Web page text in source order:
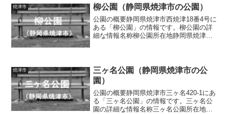
広場、滑り台、四阿、ベンチトイレの有
無なし...
焼津市 柳公園（静岡県焼津市の公園）
公園の概要静岡県焼津市西焼津18番4号に
ある「柳公園」の情報です。柳公園の詳
細な情報名称柳公園所在地静岡県焼津市
対応 トイ...
焼津市
三ヶ名公園（静岡県焼津市の公
園）
公園の概要静岡県焼津市三ヶ名420-1にあ
る「三ヶ名公園」の情報です。三ヶ名公
園の詳細な情報名称三ヶ名公園所在地静